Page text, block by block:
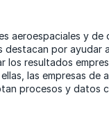
aeroespaciales y de
destacan por ayudar
los resultados
las empresas de
procesos y datos